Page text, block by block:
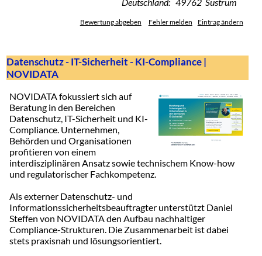
Bewertung abgeben Fehler melden Eintrag ändern
Datenschutz - IT-Sicherheit - KI-Compliance |
NOVIDATA
NOVIDATA fokussiert sich auf
Beratung in den Bereichen
Datenschutz, IT-Sicherheit und KI-
Compliance. Unternehmen,
Behörden und Organisationen
profitieren von einem
interdisziplinären Ansatz sowie technischem Know-how
und regulatorischer Fachkompetenz.
Als externer Datenschutz- und
Informationssicherheitsbeauftragter unterstützt Daniel
Steffen von NOVIDATA den Aufbau nachhaltiger
Compliance-Strukturen. Die Zusammenarbeit ist dabei
stets praxisnah und lösungsorientiert.